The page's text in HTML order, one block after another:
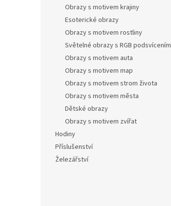
Obrazy s motivem krajiny
Esoterické obrazy
Obrazy s motivem rostliny
Světelné obrazy s RGB podsvícením
Obrazy s motivem auta
Obrazy s motivem map
Obrazy s motivem strom života
Obrazy s motivem města
Dětské obrazy
Obrazy s motivem zvířat
Hodiny
Příslušenství
Železářství